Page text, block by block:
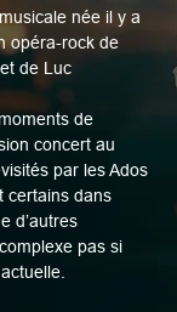
née il y a
opéra-rock de
de Luc
de
concert au
par les Ados
certains dans
d’autres
pas si